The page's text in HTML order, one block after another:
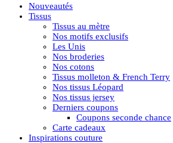
Nouveautés
Tissus
Tissus au mètre
Nos motifs exclusifs
Les Unis
Nos broderies
Nos cotons
Tissus molleton & French Terry
Nos tissus Léopard
Nos tissus jersey
Derniers coupons
Coupons seconde chance
Carte cadeaux
Inspirations couture